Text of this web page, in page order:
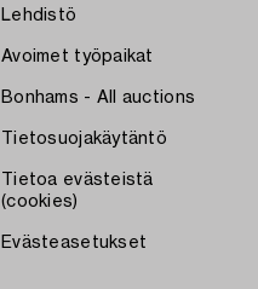
Lehdistö
Avoimet työpaikat
Bonhams - All auctions
Tietosuojakäytäntö
Tietoa evästeistä
(cookies)
Evästeasetukset